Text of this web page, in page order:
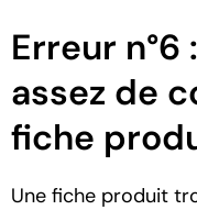
Erreur
assez de
fiche
Une fiche produit